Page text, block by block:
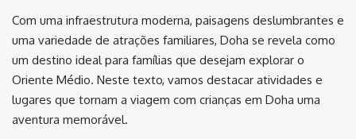
Com uma infraestrutura moderna, paisagens deslumbrantes e
uma variedade de atrações familiares, Doha se revela como
um destino ideal para famílias que desejam explorar o
Oriente Médio. Neste texto, vamos destacar atividades e
lugares que tornam a viagem com crianças em Doha uma
aventura memorável.